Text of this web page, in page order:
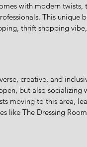
with modern twists,
This unique
thrift shopping
creative, and
but also socializing
moving to this area,
like The Dressing